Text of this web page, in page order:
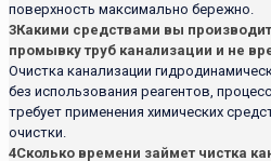
поверхность максимально бережно.
3Какими средствами вы
промывку труб канализации и не
Очистка канализации
без использования реагентов,
требует применения химических
очистки.
4Сколько времени займет чистка